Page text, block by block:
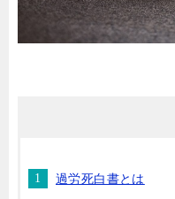
過労死白書とは